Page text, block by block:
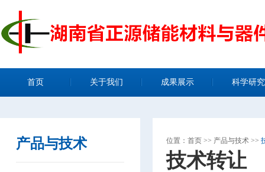
首页 关于我们 成果展示 科学研究
产品与技术 位置： 首页 >> 产品与技术 >>
技术转让